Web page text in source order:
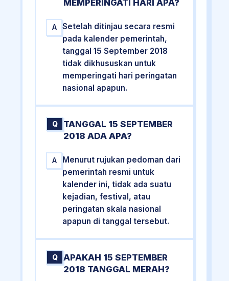
MEMPERINGATI HARI APA?
A
Setelah ditinjau secara resmi
pada kalender pemerintah,
tanggal 15 September 2018
tidak dikhususkan untuk
memperingati hari peringatan
nasional apapun.
Q
TANGGAL 15 SEPTEMBER
2018 ADA APA?
A
Menurut rujukan pedoman dari
pemerintah resmi untuk
kalender ini, tidak ada suatu
kejadian, festival, atau
peringatan skala nasional
apapun di tanggal tersebut.
Q
APAKAH 15 SEPTEMBER
2018 TANGGAL MERAH?